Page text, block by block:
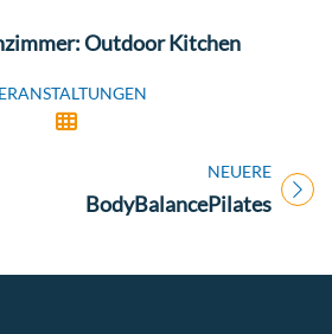
Outdoor Kitchen
NEUERE
Titel für Veranstaltung
BodyBalancePilates